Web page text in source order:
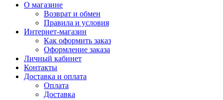
О магазине
Возврат и обмен
Правила и условия
Интернет-магазин
Как оформить заказ
Оформление заказа
Личный кабинет
Контакты
Доставка и оплата
Оплата
Доставка